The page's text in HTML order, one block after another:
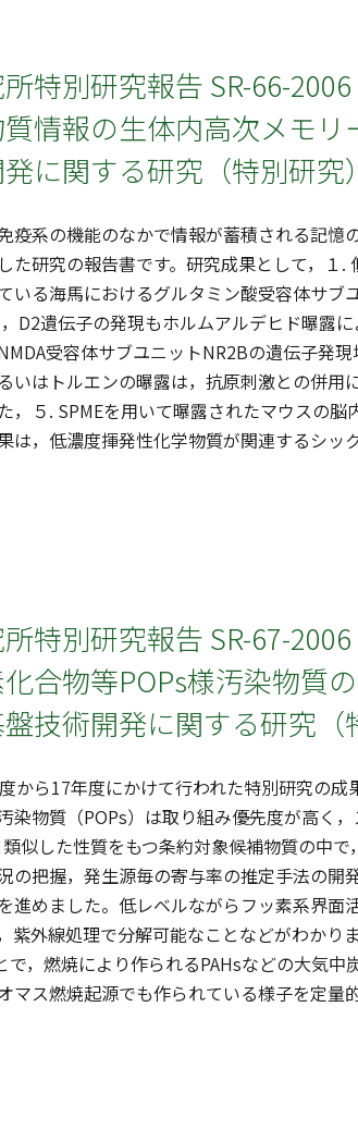
特別研究報告 SR-66-2006
質情報の生体内高次メモ
に関する研究（特別研究
疫系の機能のなかで情報が蓄積される記
た研究の報告書です。研究成果として，１
いる海馬におけるグルタミン酸受容体サ
D2遺伝子の発現もホルムアルデヒド曝露
受容体サブユニットNR2Bの遺伝子発
いはトルエンの曝露は，抗原刺激との併
，５. SPMEを用いて曝露されたマウスの
は，低濃度揮発性化学物質が関連するシ
特別研究報告 SR-67-2006
化合物等POPs様汚染物
技術開発に関する研究（
から17年度にかけて行われた特別研究の
染物質（POPs）は取り組み優先度が高く
似した性質をもつ条約対象候補物質の中
の把握，発生源毎の寄与率の推定手法の
進めました。低レベルながらフッ素系界
紫外線処理で分解可能なことなどがわか
で，燃焼により作られるPAHsなどの大気
マス燃焼起源でも作られている様子を定量